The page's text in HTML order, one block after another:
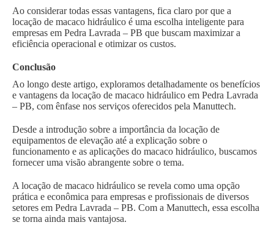
Ao considerar todas essas vantagens, fica claro por que a
locação de macaco hidráulico é uma escolha inteligente para
empresas em Pedra Lavrada – PB que buscam maximizar a
eficiência operacional e otimizar os custos.
Conclusão
Ao longo deste artigo, exploramos detalhadamente os benefícios
e vantagens da locação de macaco hidráulico em Pedra Lavrada
– PB, com ênfase nos serviços oferecidos pela Manuttech.
Desde a introdução sobre a importância da locação de
equipamentos de elevação até a explicação sobre o
funcionamento e as aplicações do macaco hidráulico, buscamos
fornecer uma visão abrangente sobre o tema.
A locação de macaco hidráulico se revela como uma opção
prática e econômica para empresas e profissionais de diversos
setores em Pedra Lavrada – PB. Com a Manuttech, essa escolha
se torna ainda mais vantajosa.